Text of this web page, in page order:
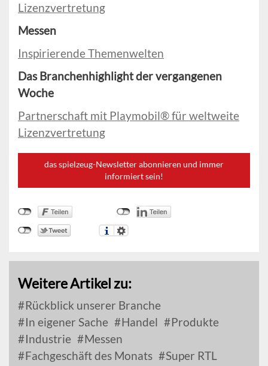
Lizenzvertretung
Messen
Inspirierende Themenwelten
Das Branchenhighlight der vergangenen
Woche
Partnerschaft mit Playmobil® für weltweite
Lizenzvertretung
das spielzeug-Newsletter abonnieren und immer
informiert sein!
Weitere Artikel zu:
Rückblick unserer Branche
In eigener Sache
Handel
Produkte
Industrie
Messen
Fachgeschäft des Monats
Super RTL